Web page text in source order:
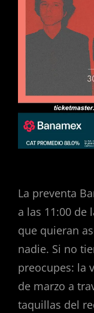
La preventa
a las 11:00 de
que quieran
nadie. Si no
preocupes: la
de marzo a
taquillas del